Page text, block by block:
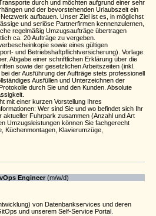
durch und möchten aufgrund einer sehr
und der bevorstehenden Urlaubszeit ein
aufbauen. Unser Ziel ist es, in möglichst
und seriöse Partnerfirmen kennenzulernen,
regelmäßig Umzugsaufträge übertragen
ca. 20 Aufträge zu vergeben.
sowie eines gültigen
und Betriebshaftpflichtversicherung). Vorlage
Abgabe einer schriftlichen Erklärung über die
sowie der gesetzlichen Arbeitszeiten (inkl.
der Ausführung der Aufträge stets professionell
Ausfüllen und Unterzeichnen der
durch Sie und den Kunden. Absolute
mit einer kurzen Vorstellung Ihres
Wer sind Sie und wo befindet sich Ihr
Fuhrpark zusammen (Anzahl und Art
Umzugsleistungen können Sie fachgerecht
Küchenmontagen, Klavierumzüge,
Engineer (m/w/d)
von Datenbankservices und deren
und unserem Self-Service Portal.